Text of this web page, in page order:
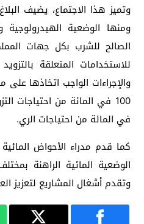
وتميز هذا الاجتماع، يضيف
ومنها الوضعية الهيدرولوجية
الصالح للشرب بكل جهات
للاستخدامات المتعلقة
والإجراءات الواجب اتخاذها
في المائة من احتياجات الري.
كما قدم مدراء الأحواض
الوضعية المائية الراهنة
وتقدم أشغال المشاريع لتعزيز